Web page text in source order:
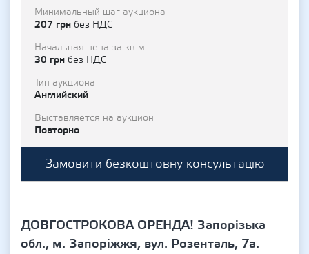
Минимальный шаг аукциона
207 грн без НДС
Начальная цена за кв.м
30 грн без НДС
Тип аукциона
Английский
Выставляется на аукцион
Повторно
Замовити безкоштовну консультацію
ДОВГОСТРОКОВА ОРЕНДА! Запорізька
обл., м. Запоріжжя, вул. Розенталь, 7а.